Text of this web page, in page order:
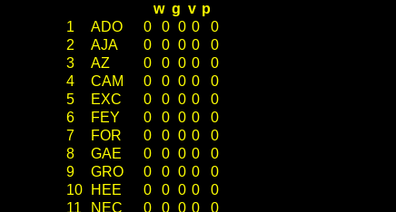
w g v p
1
ADO 0 0 0 0
0
2
AJA 0 0 0 0
0
3
AZ 0 0 0 0
0
4
CAM 0 0 0 0
0
5
EXC 0 0 0 0
0
6
FEY 0 0 0 0
0
7
FOR 0 0 0 0
0
8
GAE 0 0 0 0
0
9
GRO 0 0 0 0
0
10
HEE 0 0 0 0
0
11
NEC 0 0 0 0 0